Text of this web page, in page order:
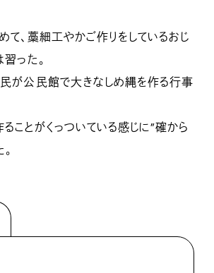
て、藁細工やかご作りをしているおじ
った。
が公民館で大きなしめ縄を作る行事
ことがくっついている感じに”確から